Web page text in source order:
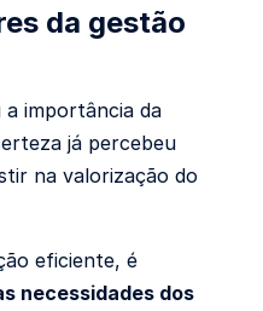
da gestão
importância da
já percebeu
na valorização do
eficiente, é
necessidades dos